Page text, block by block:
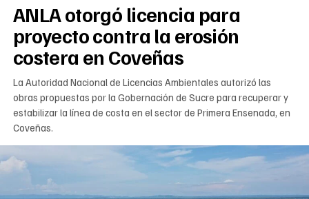
ANLA otorgó licencia para
proyecto contra la erosión
costera en Coveñas
La Autoridad Nacional de Licencias Ambientales autorizó las
obras propuestas por la Gobernación de Sucre para recuperar y
estabilizar la línea de costa en el sector de Primera Ensenada, en
Coveñas.